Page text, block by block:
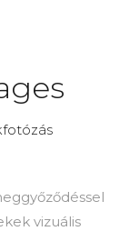
vizuális